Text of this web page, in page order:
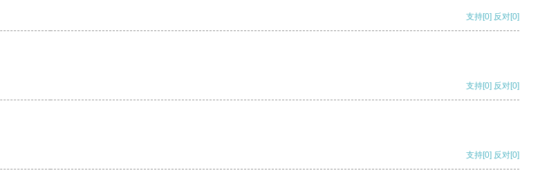
支持[0] 反对[0]
支持[0] 反对[0]
支持[0] 反对[0]